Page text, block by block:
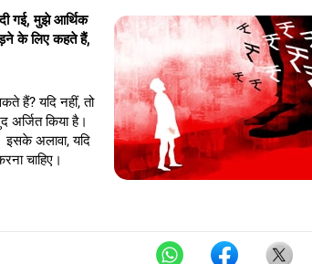
गई, मुझे आर्थिक
के लिए कहते हैं,
हैं? यदि नहीं, तो
किया है।
अलावा, यदि
चाहिए।